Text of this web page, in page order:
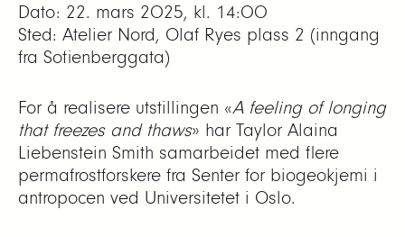
Dato: 22. mars 2025, kl. 14:00
Sted: Atelier Nord, Olaf Ryes plass 2 (inngang
fra Sofienberggata)
For å realisere utstillingen «A feeling of longing
that freezes and thaws» har Taylor Alaina
Liebenstein Smith samarbeidet med flere
permafrostforskere fra Senter for biogeokjemi i
antropocen ved Universitetet i Oslo.